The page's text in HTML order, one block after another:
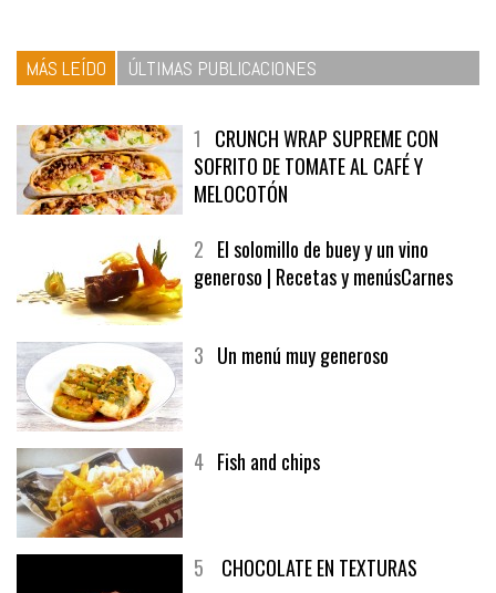
1CRUNCH WRAP SUPREME CON
SOFRITO DE TOMATE AL CAFÉ Y
MELOCOTÓN
2El solomillo de buey y un vino